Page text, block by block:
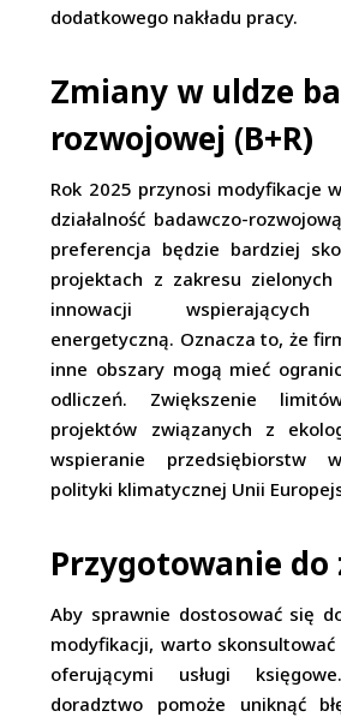
dodatkowego nakładu pracy.
Zmiany w uldze
rozwojowej (B+R)
Rok 2025 przynosi modyfikacje
działalność badawczo-
preferencja będzie bardziej
projektach z zakresu
innowacji wspierających
energetyczną. Oznacza to, że
inne obszary mogą mieć
odliczeń. Zwiększenie
projektów związanych z
wspieranie przedsiębiorstw
polityki klimatycznej Unii
Przygotowanie do
Aby sprawnie dostosować się
modyfikacji, warto
oferującymi usługi
doradztwo pomoże uniknąć